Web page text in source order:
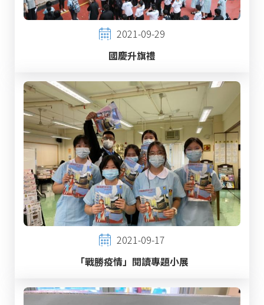
2021-09-29
國慶升旗禮
2021-09-17
「戰勝疫情」閱讀專題小展